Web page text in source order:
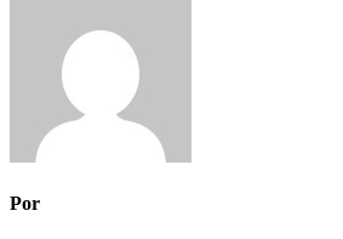
Por